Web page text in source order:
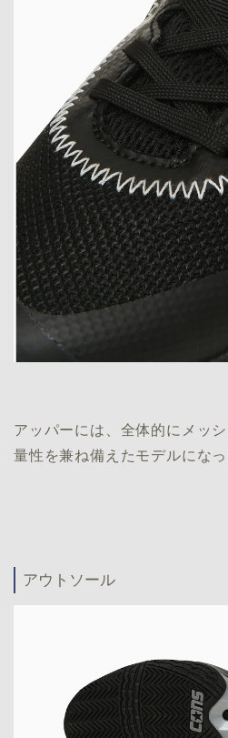
アッパーには、全体的にメッ
量性を兼ね備えたモデルになっ
アウトソール